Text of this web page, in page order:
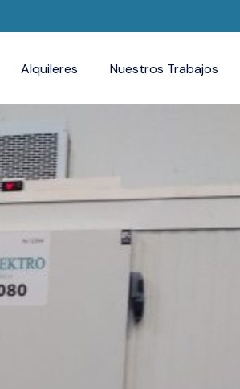
Alquileres Nuestros Trabajos